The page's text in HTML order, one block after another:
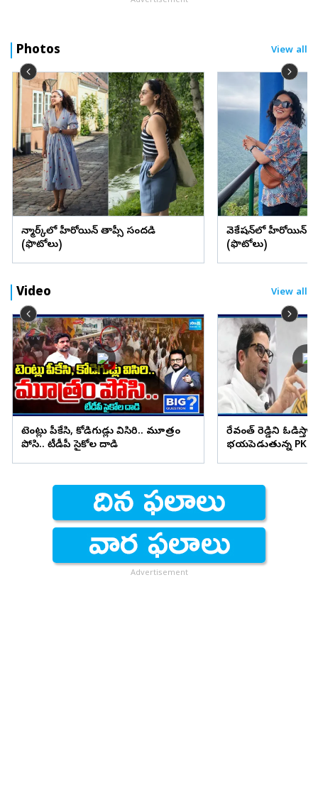
Photos View all
డెన్మార్క్‌లో హీరోయిన్ తాప్సీ సందడి
(ఫొటోలు)
వెకేషన్‌లో హీరోయిన్
(ఫొటోలు)
Video View all
టెంట్లు పీకేసి, కోడిగుడ్లు విసిరి.. మూత్రం
పోసి.. టీడీపీ సైకోల దాడి
రేవంత్ రెడ్డిని ఓడిస్తా..
భయపెడుతున్న PK
Advertisement